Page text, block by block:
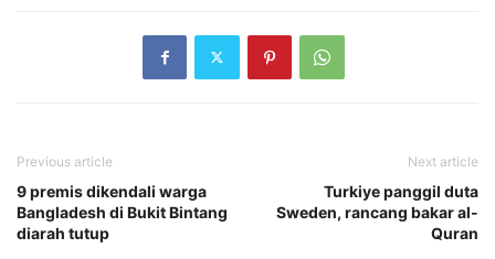
Previous article
9 premis dikendali warga
Bangladesh di Bukit Bintang
diarah tutup
Next article
Turkiye panggil duta
Sweden, rancang bakar al-
Quran